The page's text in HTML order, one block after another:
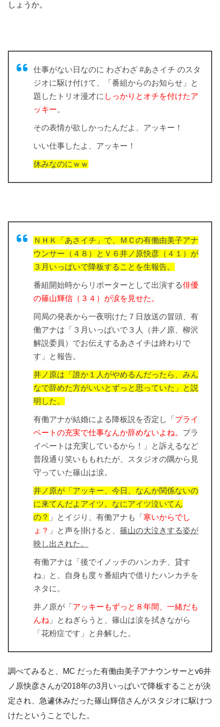
しょうか。
仕事がない日なのに わざわざ #あさイチ のスタ
ジオに駆け付けて、「番組からのお知らせ」と
題したトリオ漫才に しっかりとオチを付けたア
ッキー。
その表情が欲しかったんだよ、アッキー！
いい仕事したよ、アッキー！
休みなのにｗｗ
ＮＨＫ「あさイチ」で、ＭＣの有働由美子アナ
ウンサー（４８）とＶ６井ノ原快彦（４１）が
３月いっぱいで降板することを生報告。
番組開始時からリポーターとして出演する俳優
の篠山輝信（３４）が涙を見せた。
同局の発表から一夜明けた７日放送の冒頭、有
働アナは「３月いっぱいで３人（井ノ原、柳沢
解説委員）でお伝えするあさイチは終わりで
す」と報告。
井ノ原は「誰か１人がやめるんだったら、みん
なで辞めた方がいいとずっと思っていた」と説
明した。
有働アナが結婚による降板説を否定し「 プライ
ベートの充実で仕事なんか辞めないよね。 プラ
イベートは充実しているから！」と訴えるなど
普段通り笑いももれたが、スタジオの隅から見
守っていた篠山は涙。
井ノ原が「アッキー、今日、なんか関係ないの
に来てんだよアイツ。なにアイツ泣いてん
の？ 」とイジり、有働アナも「 寒いからでし
ょ？ 」と声を掛けると、 篠山の大泣きする姿が
映し出された。
有働アナは「後でイノッチのハンカチ、貸す
ね」と、自身も度々番組内で借りたハンカチを
ネタに。
井ノ原が「 アッキーもずっと８年間、一緒だも
んね 」とねぎらうと、篠山は涙を拭きながら
「花粉症です」と弁解した。
調べてみると、MC だった有働由美子アナウンサーとv6井
ノ原快彦さんが2018年の3月いっぱいで降板することが決
定され、急遽休みだった篠山輝信さんがスタジオに駆けつ
けたということでした。